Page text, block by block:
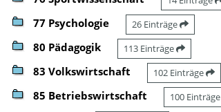
77 Psychologie 26 Einträge
80 Pädagogik 113 Einträge
83 Volkswirtschaft 102 Einträge
85 Betriebswirtschaft 100 Einträge